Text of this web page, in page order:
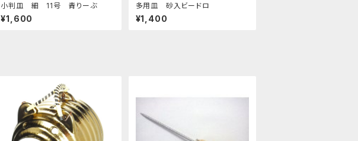
小判皿 細 11号 青りーぶ
¥1,600
多用皿 砂入ビードロ
¥1,400